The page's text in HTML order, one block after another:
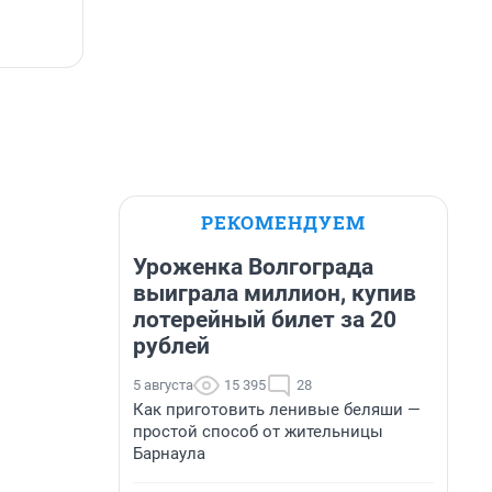
РЕКОМЕНДУЕМ
Уроженка Волгограда
выиграла миллион, купив
лотерейный билет за 20
рублей
5 августа 15 395 28
Как приготовить ленивые беляши —
простой способ от жительницы
Барнаула